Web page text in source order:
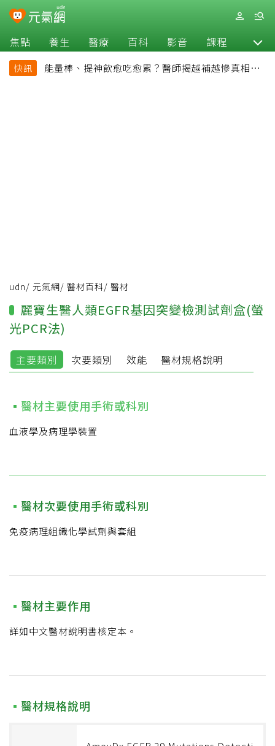
焦點 養生 醫療 百科 影音 課程 退休
快訊
能量棒、提神飲愈吃愈累？醫師揭越補越慘真相：
udn/ 元氣網/ 醫材百科/ 醫材
麗寶生醫人類EGFR基因突變檢測試劑盒(螢
光PCR法)
主要類別 次要類別 效能 醫材規格說明
醫材主要使用手術或科別
血液學及病理學裝置
醫材次要使用手術或科別
免疫病理組織化學試劑與套組
醫材主要作用
詳如中文醫材說明書核定本。
醫材規格說明